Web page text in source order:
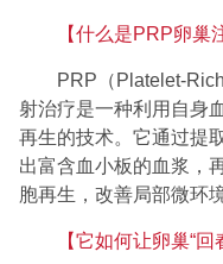
【什么是PRP卵巢
PRP（Platelet-
射治疗是一种利用自身
再生的技术。它通过提
出富含血小板的血浆，
胞再生，改善局部微环境
【它如何让卵巢“回